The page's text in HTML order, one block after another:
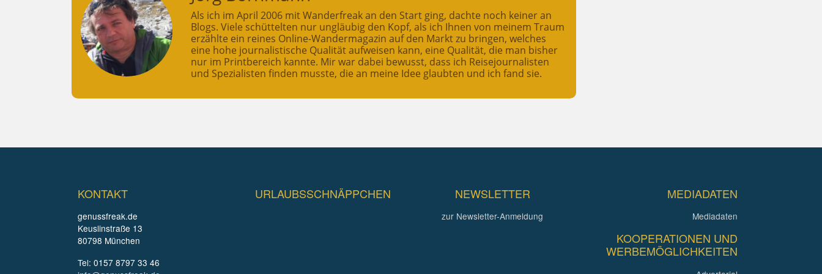
Als ich im April 2006 mit Wanderfreak an den Start ging, dachte noch keiner an
Blogs. Viele schüttelten nur ungläubig den Kopf, als ich Ihnen von meinem Traum
erzählte ein reines Online-Wandermagazin auf den Markt zu bringen, welches
eine hohe journalistische Qualität aufweisen kann, eine Qualität, die man bisher
nur im Printbereich kannte. Mir war dabei bewusst, dass ich Reisejournalisten
und Spezialisten finden musste, die an meine Idee glaubten und ich fand sie.
KONTAKT
genussfreak.de
Keuslinstraße 13
80798 München
Tel: 0157 8797 33 46
URLAUBSSCHNÄPPCHEN NEWSLETTER
zur Newsletter-Anmeldung
MEDIADATEN
Mediadaten
KOOPERATIONEN UND
WERBEMÖGLICHKEITEN